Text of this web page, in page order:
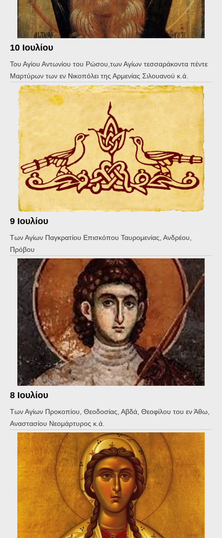
10 Ιουλίου
Του Αγίου Αντωνίου του Ρώσου,των Αγίων τεσσαράκοντα πέντε
Μαρτύρων των εν Νικοπόλει της Αρμενίας Σιλουανού κ.ά.
9 Ιουλίου
Των Αγίων Παγκρατίου Επισκόπου Ταυρομενίας, Ανδρέου,
Πρόβου
8 Ιουλίου
Των Αγίων Προκοπίου, Θεοδοσίας, Αβδά, Θεοφίλου του εν Άθω,
Αναστασίου Νεομάρτυρος κ.ά.